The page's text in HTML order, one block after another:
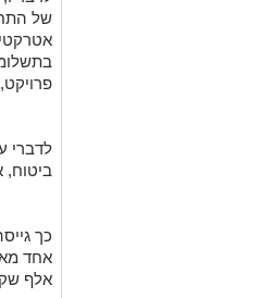
לדברי
ביטוח,
כך
אלף שקלים ועד